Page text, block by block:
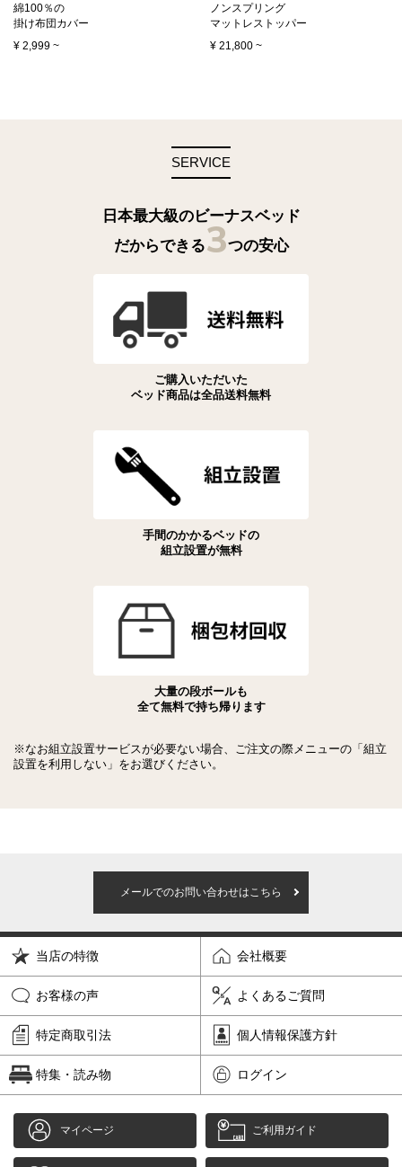
綿100％の
掛け布団カバー
¥ 2,999 ~
ノンスプリング
マットレストッパー
¥ 21,800 ~
SERVICE
日本最大級のビーナスベッド
だからできる3つの安心
ご購入いただいた
ベッド商品は全品送料無料
手間のかかるベッドの
組立設置が無料
大量の段ボールも
全て無料で持ち帰ります
※なお組立設置サービスが必要ない場合、ご注文の際メニューの「組立
設置を利用しない」をお選びください。
メールでのお問い合わせはこちら
当店の特徴 会社概要
お客様の声 よくあるご質問
特定商取引法 個人情報保護方針
特集・読み物 ログイン
マイページ ご利用ガイド